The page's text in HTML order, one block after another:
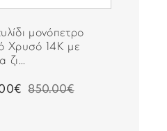
παραγγελίας σας ο
παραλαβή της.
μονόπετρο
Χρυσό 14Κ με
ζι...
850.00€